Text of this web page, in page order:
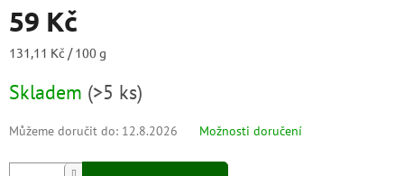
59 Kč
Měrná
131,11 Kč / 100 g
Skladem (>5 ks)
Můžeme doručit do: 12.8.2026 Možnosti doručení